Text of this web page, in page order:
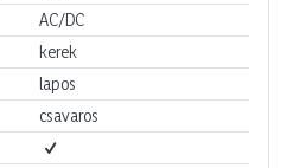
AC/DC
kerek
lapos
csavaros